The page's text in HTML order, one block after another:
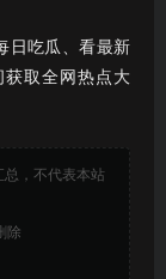
日吃瓜、看最新
获取全网热点大
，不代表本站
除